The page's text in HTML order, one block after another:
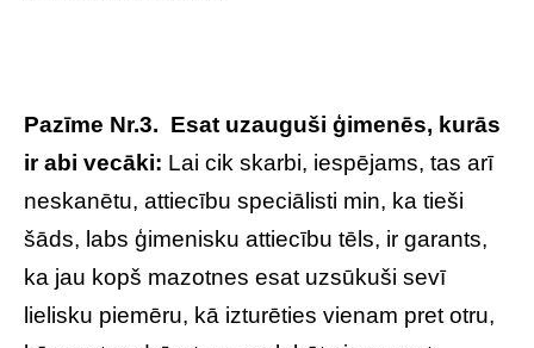
Pazīme Nr.3. Esat uzauguši ģimenēs, kurās
ir abi vecāki: Lai cik skarbi, iespējams, tas arī
neskanētu, attiecību speciālisti min, ka tieši
šāds, labs ģimenisku attiecību tēls, ir garants,
ka jau kopš mazotnes esat uzsūkuši sevī
lielisku piemēru, kā izturēties vienam pret otru,